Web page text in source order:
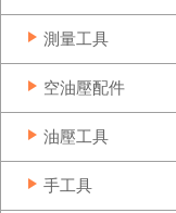
測量工具
空油壓配件
油壓工具
手工具